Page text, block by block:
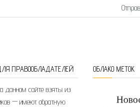
ПРАВООБЛАДАТЕЛЕЙ
данном сайте взяты из
— имеют обратную
ОБЛАКО МЕТОК